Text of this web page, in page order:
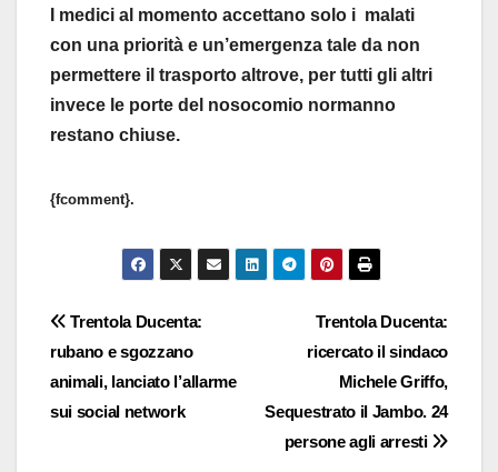
I medici al momento accettano solo i malati
con una priorità e un’emergenza tale da non
permettere il trasporto altrove, per tutti gli altri
invece le porte del nosocomio normanno
restano chiuse.
{fcomment}.
Navigazione
articoli
Trentola Ducenta:
ricercato il sindaco
Michele Griffo,
Sequestrato il Jambo. 24
persone agli arresti
Trentola Ducenta:
rubano e sgozzano
animali, lanciato l’allarme
sui social network